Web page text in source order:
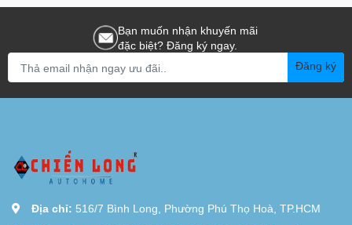
Bạn muốn nhận khuyến mãi
đặc biệt? Đăng ký ngay.
Đăng ký
Địa chỉ: 516/7 Bình Long, Phường Phú Thọ Hoà, TP.HCM